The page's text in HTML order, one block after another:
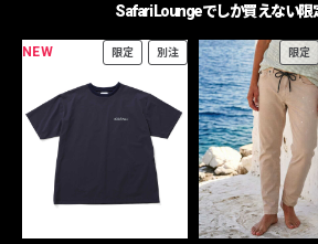
Safari Loungeでしか買えない限
NEW 限定 別注 限定